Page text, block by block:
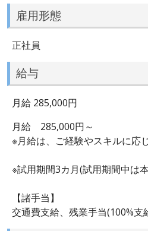
雇用形態
正社員
給与
月給 285,000円
月給 285,000円～
※月給は、ご経験やスキルに応
※試用期間3カ月(試用期間中は
【諸手当】
交通費支給、残業手当(100%支